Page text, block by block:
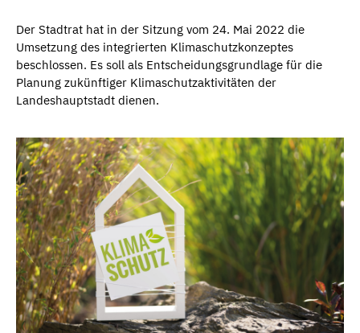
Der Stadtrat hat in der Sitzung vom 24. Mai 2022 die
Umsetzung des integrierten Klimaschutzkonzeptes
beschlossen. Es soll als Entscheidungsgrundlage für die
Planung zukünftiger Klimaschutzaktivitäten der
Landeshauptstadt dienen.